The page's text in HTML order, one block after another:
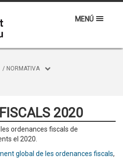
MENÚ
/ NORMATIVA
2020
ordenances fiscals de
el 2020.
global de les ordenances fiscals,